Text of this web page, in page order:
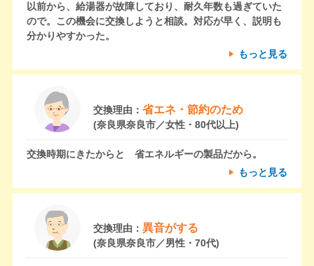
以前から、給湯器が故障しており、耐久年数も過ぎていた
ので。この機会に交換しようと相談。対応が早く、説明も
分かりやすかった。
もっと見る
交換理由： 省エネ・節約のため
(奈良県奈良市／女性・80代以上)
交換時期にきたからと 省エネルギーの製品だから。
もっと見る
交換理由： 異音がする
(奈良県奈良市／男性・70代)